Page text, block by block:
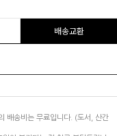
배송교환
배송비는 무료입니다. (도서, 산간